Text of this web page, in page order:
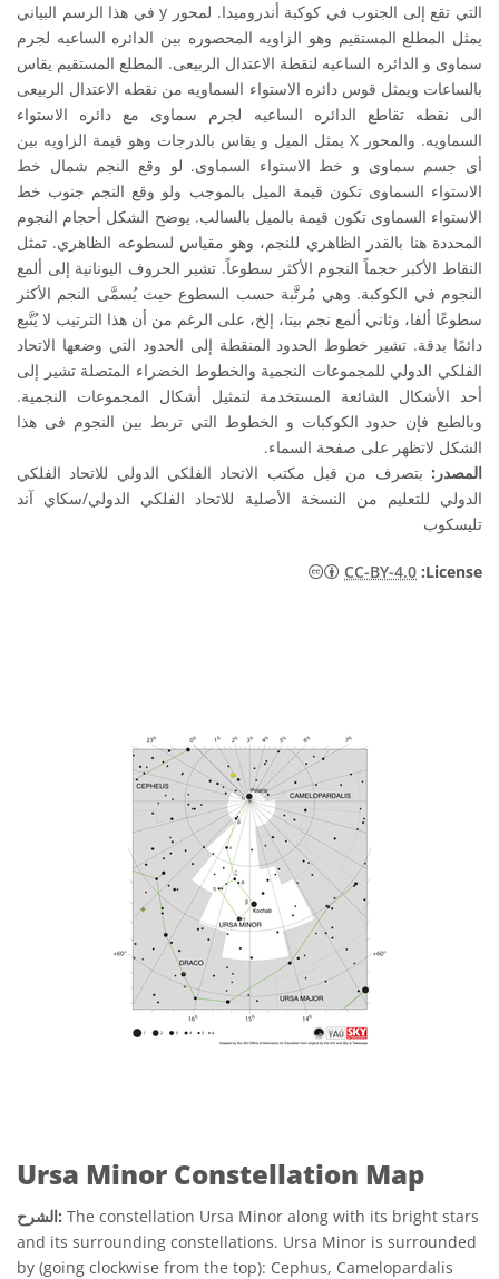
التي تقع إلى الجنوب في كوكبة أندروميدا. لمحور y في هذا الرسم البياني
يمثل المطلع المستقيم وهو الزاويه المحصوره بين الدائره الساعيه لجرم
سماوى و الدائره الساعيه لنقطة الاعتدال الربيعى. المطلع المستقيم يقاس
بالساعات ويمثل قوس دائره الاستواء السماويه من نقطه الاعتدال الربيعى
الى نقطه تقاطع الدائره الساعيه لجرم سماوى مع دائره الاستواء
السماويه. والمحور X يمثل الميل و يقاس بالدرجات وهو قيمة الزاويه بين
أى جسم سماوى و خط الاستواء السماوى. لو وقع النجم شمال خط
الاستواء السماوى تكون قيمة الميل بالموجب ولو وقع النجم جنوب خط
الاستواء السماوى تكون قيمة بالميل بالسالب. يوضح الشكل أحجام النجوم
المحددة هنا بالقدر الظاهري للنجم، وهو مقياس لسطوعه الظاهري. تمثل
النقاط الأكبر حجماً النجوم الأكثر سطوعاً. تشير الحروف اليونانية إلى ألمع
النجوم في الكوكبة. وهي مُرتَّبة حسب السطوع حيث يُسمَّى النجم الأكثر
سطوعًا ألفا، وثاني ألمع نجم بيتا، إلخ، على الرغم من أن هذا الترتيب لا يُتَّبع
دائمًا بدقة. تشير خطوط الحدود المنقطة إلى الحدود التي وضعها الاتحاد
الفلكي الدولي للمجموعات النجمية والخطوط الخضراء المتصلة تشير إلى
أحد الأشكال الشائعة المستخدمة لتمثيل أشكال المجموعات النجمية.
وبالطبع فإن حدود الكوكبات و الخطوط التي تربط بين النجوم فى هذا
الشكل لاتظهر على صفحة السماء.
المصدر: بتصرف من قبل مكتب الاتحاد الفلكي الدولي للاتحاد الفلكي
الدولي للتعليم من النسخة الأصلية للاتحاد الفلكي الدولي/سكاي آند
تليسكوب
CC-BY-4.0 :License
Ursa Minor Constellation Map
الشرح: The constellation Ursa Minor along with its bright stars
and its surrounding constellations. Ursa Minor is surrounded
by (going clockwise from the top): Cephus, Camelopardalis